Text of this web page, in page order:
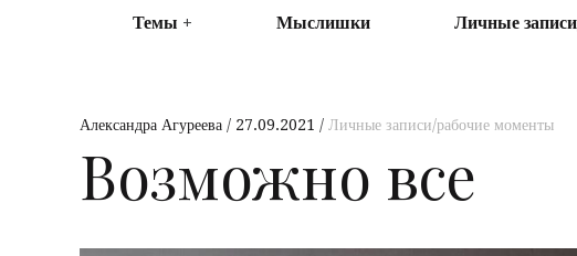
Темы Мыслишки Личные
Александра Агуреева 27.09.2021 Личные записи/рабочие моменты
Возможно все